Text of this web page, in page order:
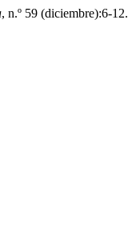
, n.º 59 (diciembre):6-12.